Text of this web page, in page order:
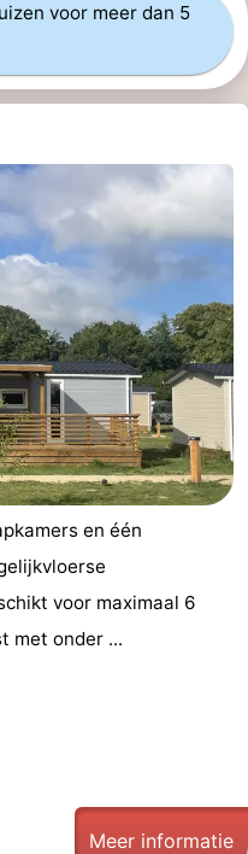
voor meer dan 5
en één
voor maximaal 6
met onder ...
Meer informatie